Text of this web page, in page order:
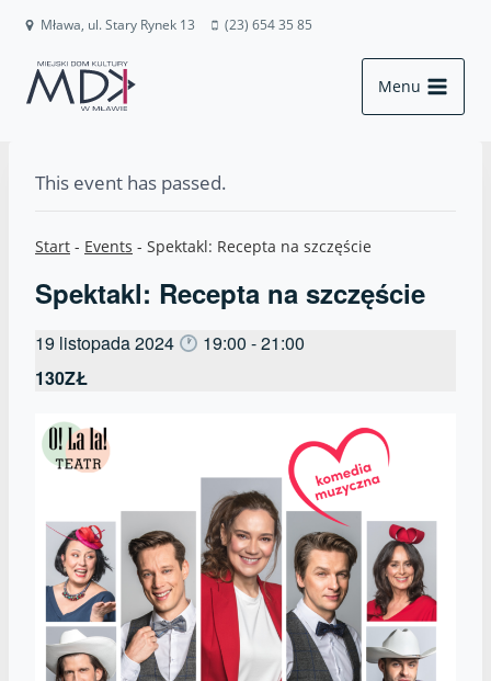
Przejdź
treści
Mława, ul. Stary Rynek 13 (23) 654 35 85
Menu
This event has passed.
Start - Events - Spektakl: Recepta na szczęście
Spektakl: Recepta na szczęście
19 listopada 2024 19:00 -21:00
130ZŁ